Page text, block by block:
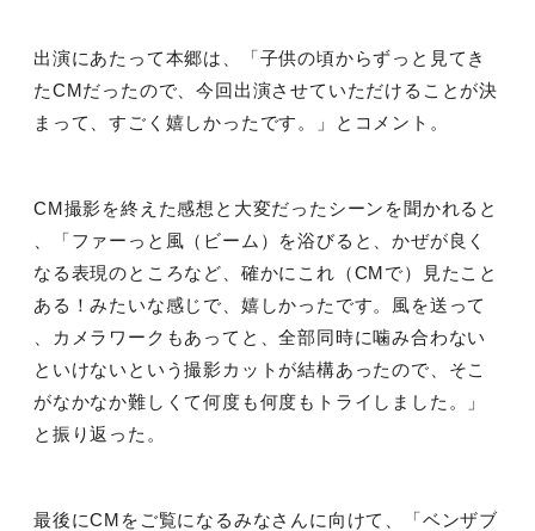
出演にあたって本郷は、「子供の頃からずっと見てき
たCMだったので、今回出演させていただけることが決
まって、すごく嬉しかったです。」とコメント。
CM撮影を終えた感想と大変だったシーンを聞かれると
、「ファーっと風（ビーム）を浴びると、かぜが良く
なる表現のところなど、確かにこれ（CMで）見たこと
ある！みたいな感じで、嬉しかったです。風を送って
、カメラワークもあってと、全部同時に噛み合わない
といけないという撮影カットが結構あったので、そこ
がなかなか難しくて何度も何度もトライしました。」
と振り返った。
最後にCM をご覧になるみなさんに向けて、「ベンザブ